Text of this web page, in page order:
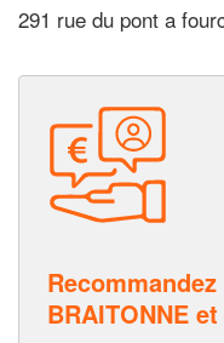
291 rue du pont a
Recommandez
BRAITONNE